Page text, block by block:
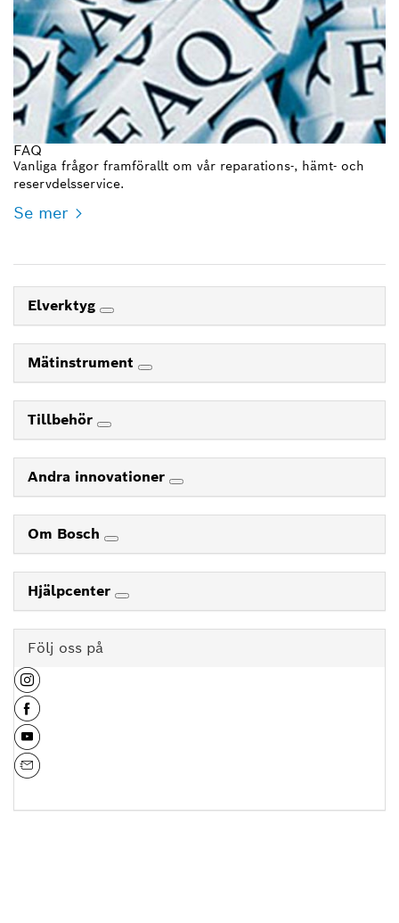
FAQ
Vanliga frågor framförallt om vår reparations-, hämt- och
reservdelsservice.
Se mer
Elverktyg
Mätinstrument
Tillbehör
Andra innovationer
Om Bosch
Hjälpcenter
Följ oss på